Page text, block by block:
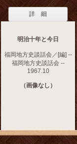
詳 細
明治十年と今日
福岡地方史談話会／[編] --
福岡地方史談話会 --
1967.10
（画像なし）